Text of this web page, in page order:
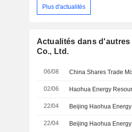
Plus d'actualités
Actualités dans
Co., Ltd.
06/08
02/06
22/04
22/04 Beijing Haohua